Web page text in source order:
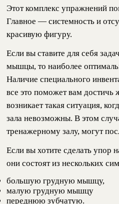
Этот комплекс упражнений
Главное — системность и
красивую фигуру.
Если вы ставите для себя
мышцы, то наиболее
Наличие специального
все это поможет вам достичь
возникает такая ситуация,
зала невозможны. В этом
тренажерному залу, могут
Если вы хотите сделать упор
они состоят из нескольких
большую грудную мышцу,
малую грудную мышцу
переднюю зубчатую.